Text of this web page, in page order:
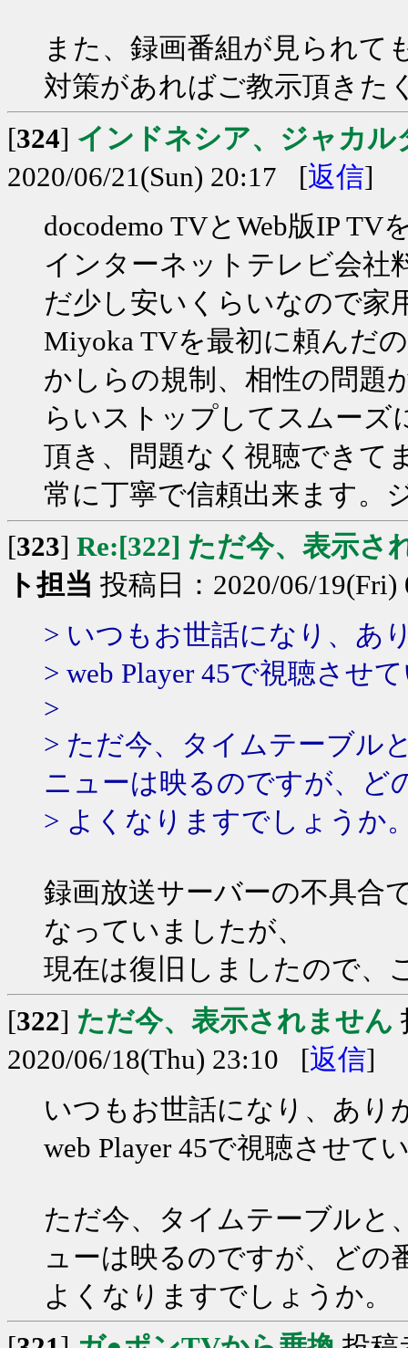
また、録画番組が見られて
対策があればご教示頂きた
[324] インドネシア、ジャカル
2020/06/21(Sun) 20:17 [返信]
docodemo TVとWeb版IP
インターネットテレビ会社
だ少し安いくらいなので家
Miyoka TVを最初に頼んだ
かしらの規制、相性の問題
らいストップしてスムーズ
頂き、問題なく視聴できて
常に丁寧で信頼出来ます。
[323] Re:[322] ただ今、表示さ
ト担当 投稿日：2020/06/
> いつもお世話になり、あ
> web Player 45で視聴させ
>
> ただ今、タイムテーブル
ニューは映るのですが、ど
> よくなりますでしょうか
録画放送サーバーの不具合
なっていましたが、
現在は復旧しましたので、
[322] ただ今、表示されません
2020/06/18(Thu) 23:10 [返信]
いつもお世話になり、あり
web Player 45で視聴させて
ただ今、タイムテーブルと
ューは映るのですが、どの
よくなりますでしょうか。